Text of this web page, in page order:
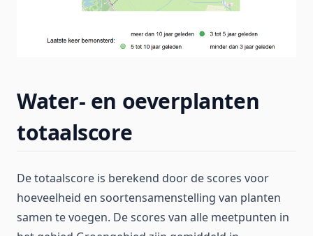
Water- en oeverplanten
totaalscore
De totaalscore is berekend door de scores voor
hoeveelheid en soortensamenstelling van planten
samen te voegen. De scores van alle meetpunten in